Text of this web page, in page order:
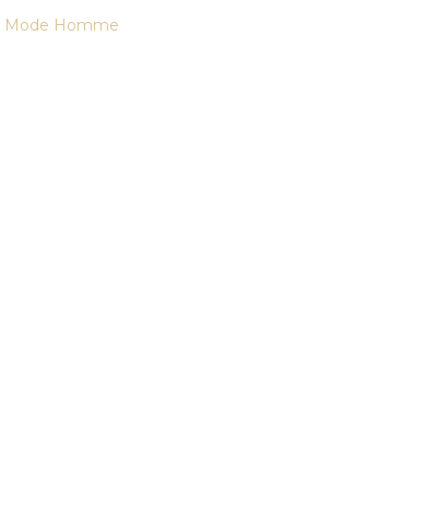
Mode Homme